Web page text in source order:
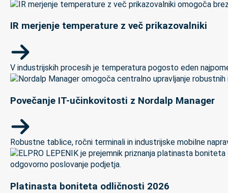
IR merjenje temperature z več prikazovalniki
V industrijskih procesih je temperatura pogosto eden
Povečanje IT-učinkovitosti z Nordalp Manager
Robustne tablice, ročni terminali in industrijske mobilne
Platinasta boniteta odličnosti 2026